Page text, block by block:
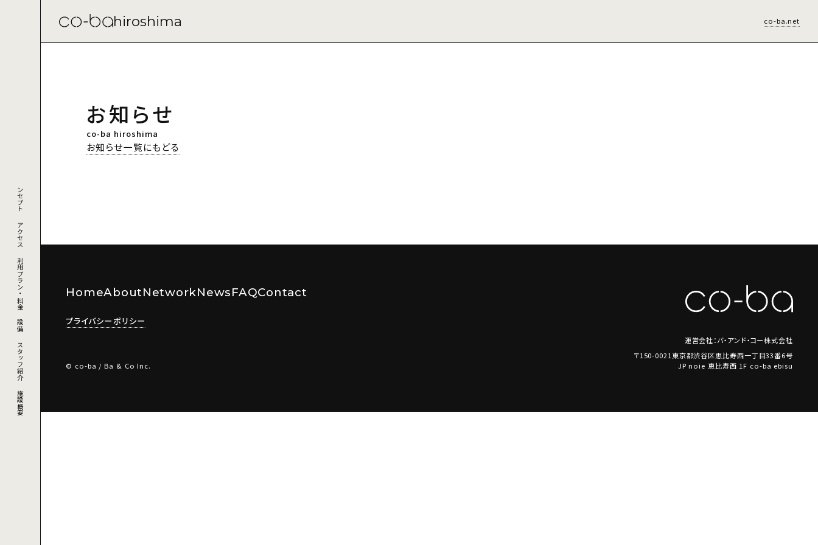
hiroshima co-ba.net
コンセプト
アクセス
利用プラン・料金
設備
スタッフ紹介
施設概要
お知らせ
co-ba hiroshima
お知らせ一覧にもどる
HomeAboutNetworkNewsFAQContact
プライバシーポリシー
運営会社：バ・アンド・コー株式会社
〒150-0021東京都渋谷区恵比寿西一丁目33番6号
JP noie 恵比寿西 1F co-ba ebisu
© co-ba / Ba & Co Inc.